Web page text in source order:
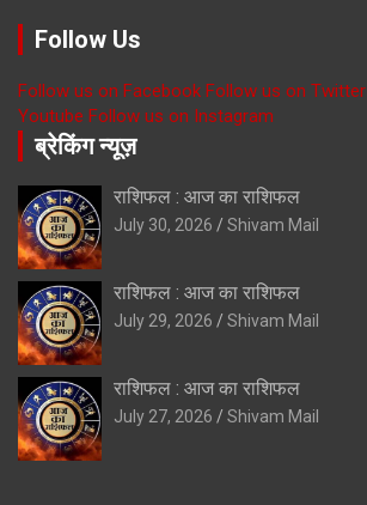
Follow Us
Follow us on Facebook Follow us on Twitter
Youtube Follow us on Instagram
ब्रेकिंग न्यूज़
राशिफल : आज का राशिफल
July 30, 2026 Shivam Mail
राशिफल : आज का राशिफल
July 29, 2026 Shivam Mail
राशिफल : आज का राशिफल
July 27, 2026 Shivam Mail